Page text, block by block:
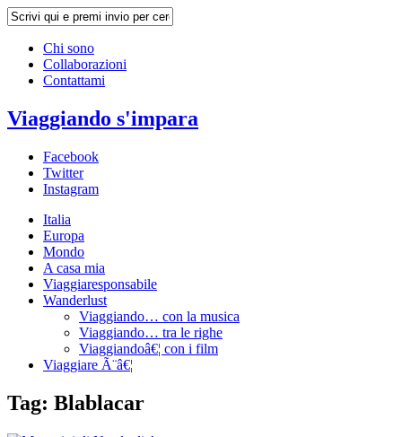
Chi sono
Collaborazioni
Contattami
Viaggiando s'impara
Facebook
Twitter
Instagram
Italia
Europa
Mondo
A casa mia
Viaggiaresponsabile
Wanderlust
Viaggiando… con la musica
Viaggiando… tra le righe
Viaggiandoâ€¦ con i film
Viaggiare Ã¨â€¦
Tag: Blablacar